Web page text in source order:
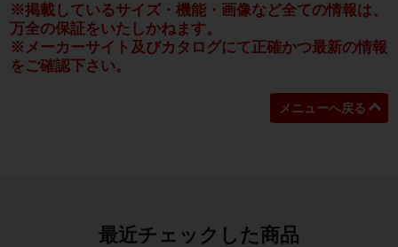
※掲載しているサイズ・機能・画像など全ての情報は、
万全の保証をいたしかねます。
※メーカーサイト及びカタログにて正確かつ最新の情報
をご確認下さい。
メニューへ戻る
最近チェックした商品